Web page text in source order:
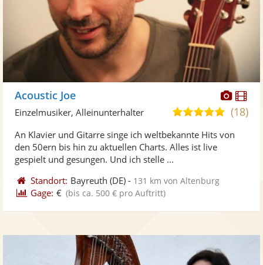
Fotos
Acoustic Joe
5,0
5
(18)
Einzelmusiker, Alleinunterhalter
An Klavier und Gitarre singe ich weltbekannte Hits von
den 50ern bis hin zu aktuellen Charts. Alles ist live
gespielt und gesungen. Und ich stelle ...
Standort: Bayreuth (DE) - 131 km von Altenburg
Gage: € (bis ca. 500 € pro Auftritt)